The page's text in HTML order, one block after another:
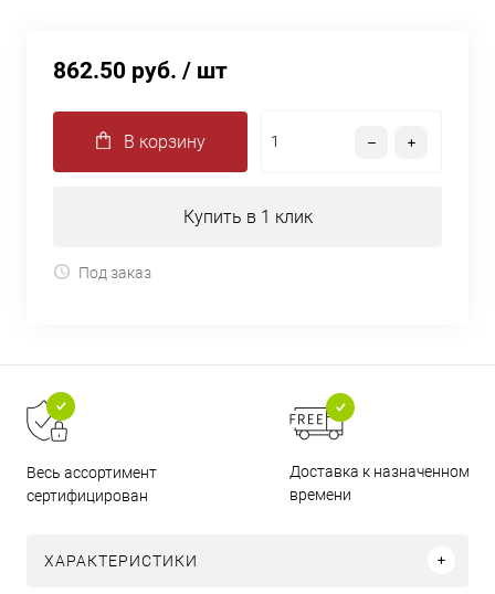
862.50 руб. / шт
В корзину
Купить в 1 клик
Под заказ
Весь ассортимент
сертифицирован
Доставка к назначенному
времени
ХАРАКТЕРИСТИКИ